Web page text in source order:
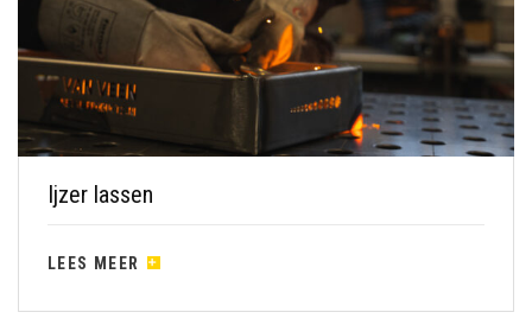
Ijzer lassen
LEES MEER